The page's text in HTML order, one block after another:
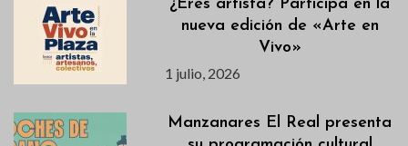
¿Eres artista? Participa en la
nueva edición de «Arte en
Vivo»
1 julio, 2026
Manzanares El Real presenta